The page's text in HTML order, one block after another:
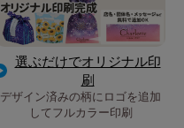
選ぶだけでオリジナル印
刷
デザイン済みの柄にロゴを追加
してフルカラー印刷